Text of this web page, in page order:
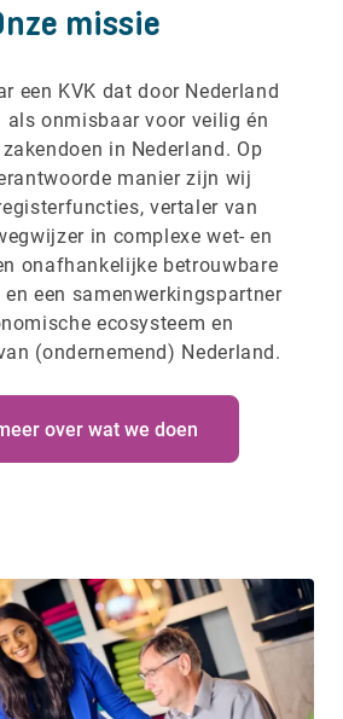
missie
een KVK dat door Nederland
als onmisbaar voor veilig én
in Nederland. Op
manier zijn wij
vertaler van
in complexe wet- en
onafhankelijke betrouwbare
een samenwerkingspartner
ecosysteem en
(ondernemend) Nederland.
over wat we doen